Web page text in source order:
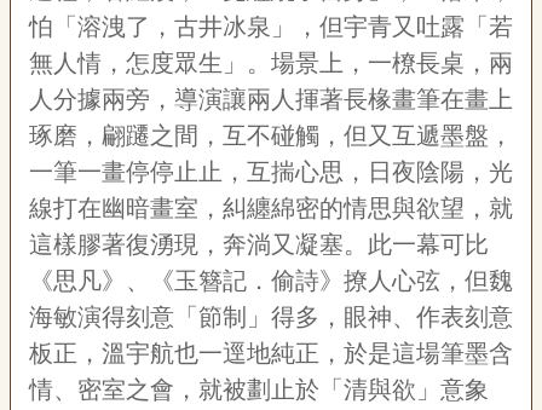
訊
期
以
前
光
藝
網
站
導
覽
怕「溶洩了，古井冰泉」，但宇青又吐露「若
無人情，怎度眾生」。場景上，一橑長桌，兩
人分據兩旁，導演讓兩人揮著長椽畫筆在畫上
琢磨，翩躚之間，互不碰觸，但又互遞墨盤，
一筆一畫停停止止，互揣心思，日夜陰陽，光
線打在幽暗畫室，糾纏綿密的情思與欲望，就
這樣膠著復湧現，奔淌又凝塞。此一幕可比
《思凡》、《玉簪記．偷詩》撩人心弦，但魏
海敏演得刻意「節制」得多，眼神、作表刻意
板正，溫宇航也一逕地純正，於是這場筆墨含
情、密室之會，就被劃止於「清與欲」意象